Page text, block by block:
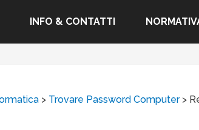
INFO & CONTATTI
> Trovare Password Computer>